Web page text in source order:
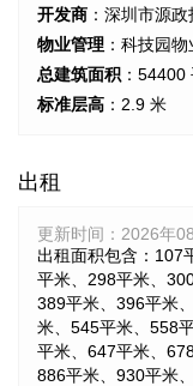
开发商 ：深圳市源
物业管理 ：科技园物
总建筑面积 ：54400
标准层高 ：2.9 米
出租
更新时间： 2026年
出租面积包含：107
平米、298平米、
389平米、396平米
米、545平米、558
平米、647平米、
886平米、930平米